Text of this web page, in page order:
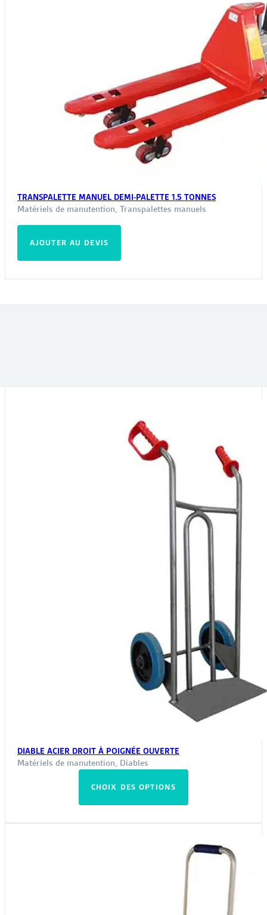
TRANSPALETTE MANUEL DEMI-PALETTE 1.5 TONNES
Matériels de manutention, Transpalettes manuels
AJOUTER AU DEVIS
DIABLE ACIER DROIT À POIGNÉE OUVERTE
Matériels de manutention, Diables
CHOIX DES OPTIONS
a
plusieurs
variations.
Les
options
peuvent